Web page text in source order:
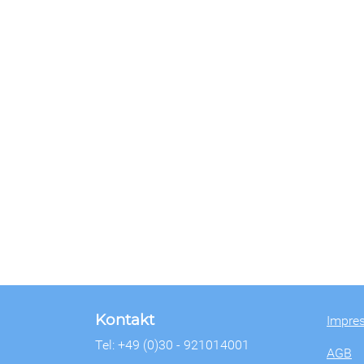
Kontakt
Tel: +49 (0)30 - 921014001
AGB